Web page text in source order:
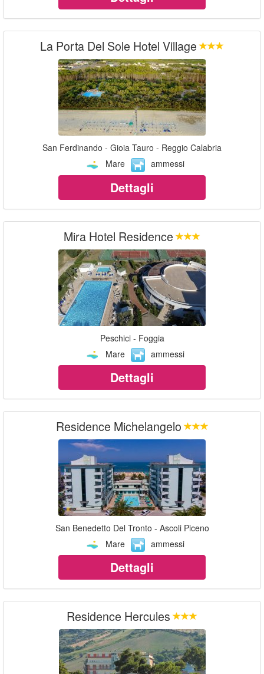
La Porta Del Sole Hotel Village
San Ferdinando - Gioia Tauro - Reggio Calabria
Mare
ammessi
Dettagli
Mira Hotel Residence
Peschici - Foggia
Mare
ammessi
Dettagli
Residence Michelangelo
San Benedetto Del Tronto - Ascoli Piceno
Mare
ammessi
Dettagli
Residence Hercules